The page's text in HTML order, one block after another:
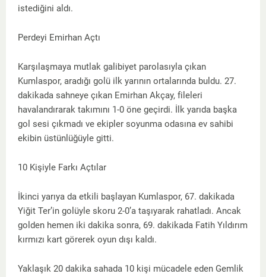
istediğini aldı.
Perdeyi Emirhan Açtı
Karşılaşmaya mutlak galibiyet parolasıyla çıkan
Kumlaspor, aradığı golü ilk yarının ortalarında buldu. 27.
dakikada sahneye çıkan Emirhan Akçay, fileleri
havalandırarak takımını 1-0 öne geçirdi. İlk yarıda başka
gol sesi çıkmadı ve ekipler soyunma odasına ev sahibi
ekibin üstünlüğüyle gitti.
10 Kişiyle Farkı Açtılar
İkinci yarıya da etkili başlayan Kumlaspor, 67. dakikada
Yiğit Ter’in golüyle skoru 2-0’a taşıyarak rahatladı. Ancak
golden hemen iki dakika sonra, 69. dakikada Fatih Yıldırım
kırmızı kart görerek oyun dışı kaldı.
Yaklaşık 20 dakika sahada 10 kişi mücadele eden Gemlik